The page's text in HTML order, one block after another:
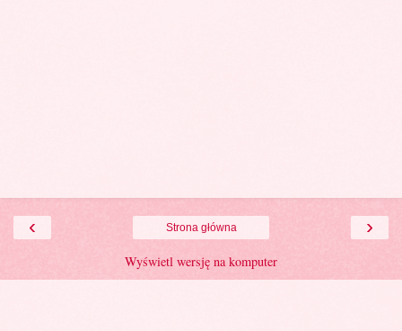
‹ ›
Strona główna
Wyświetl wersję na komputer